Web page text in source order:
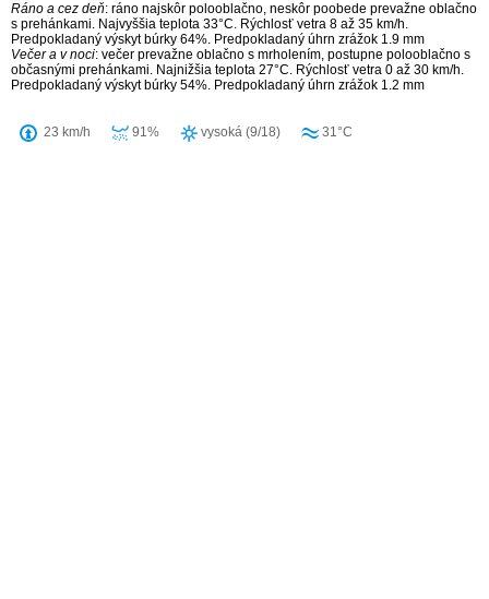
Ráno a cez deň: ráno najskôr polooblačno, neskôr poobede prevažne oblačno
s prehánkami. Najvyššia teplota 33°C. Rýchlosť vetra 8 až 35 km/h.
Predpokladaný výskyt búrky 64%. Predpokladaný úhrn zrážok 1.9 mm
Večer a v noci: večer prevažne oblačno s mrholením, postupne polooblačno s
občasnými prehánkami. Najnižšia teplota 27°C. Rýchlosť vetra 0 až 30 km/h.
Predpokladaný výskyt búrky 54%. Predpokladaný úhrn zrážok 1.2 mm
23 km/h 91% vysoká (9/18) 31°C